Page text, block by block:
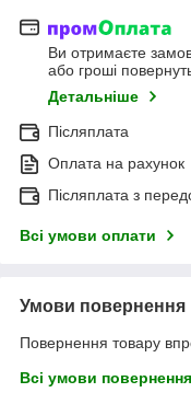
Ви отримаєте
або гроші
Детальніше
Післяплата
Оплата на рахунок
Післяплата з
Всі умови оплати
Умови повернення
Повернення товару
Всі умови повернення